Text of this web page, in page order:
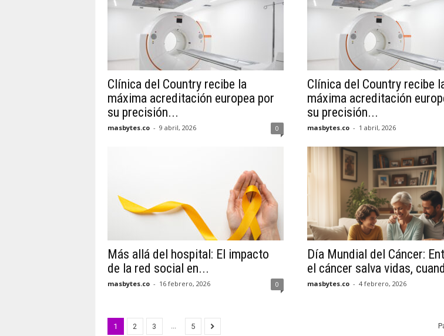
Clínica del Country recibe la
máxima acreditación europea por
su precisión...
masbytes.co - 9 abril, 2026 0
Clínica del Country recibe
máxima acreditación
su precisión...
masbytes.co - 1 abril, 2026
Más allá del hospital: El impacto
de la red social en...
masbytes.co - 16 febrero, 2026 0
Día Mundial del Cáncer:
el cáncer salva vidas,
masbytes.co - 4 febrero, 2026
1 2 3 ... 5